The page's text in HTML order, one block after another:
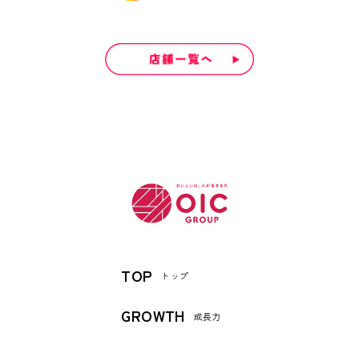
TOP トップ
GROWTH 成長力